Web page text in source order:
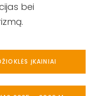
bei
ĮKAINIAI